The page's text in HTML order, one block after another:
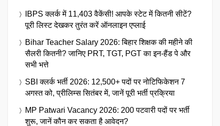
IBPS क्लर्क में 11,403 वैकेंसी! आपके स्टेट में कितनी सीटें?
पूरी लिस्ट देखकर तुरंत करें ऑनलाइन एप्लाई
Bihar Teacher Salary 2026: बिहार शिक्षक की महीने की
सैलरी कितनी? जानिए PRT, TGT, PGT का इन-हैंड पे और
सभी भत्ते
SBI क्लर्क भर्ती 2026: 12,500+ पदों पर नोटिफिकेशन 7
अगस्त को, प्रीलिम्स सितंबर में, जानें पूरी भर्ती प्रक्रिया
MP Patwari Vacancy 2026: 200 पटवारी पदों पर भर्ती
शुरू, जानें कौन कर सकता है आवेदन?